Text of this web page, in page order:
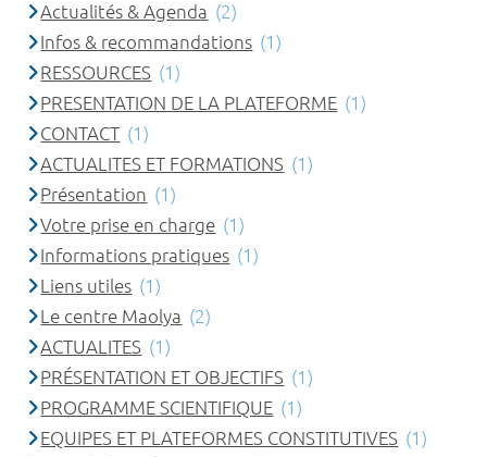
Actualités & Agenda (2)
Infos & recommandations (1)
RESSOURCES (1)
PRESENTATION DE LA PLATEFORME (1)
CONTACT (1)
ACTUALITES ET FORMATIONS (1)
Présentation (1)
Votre prise en charge (1)
Informations pratiques (1)
Liens utiles (1)
Le centre Maolya (2)
ACTUALITES (1)
PRÉSENTATION ET OBJECTIFS (1)
PROGRAMME SCIENTIFIQUE (1)
EQUIPES ET PLATEFORMES CONSTITUTIVES (1)